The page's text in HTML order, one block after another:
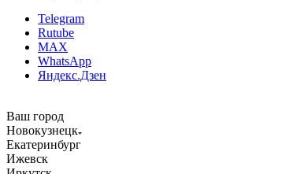
Telegram
Rutube
MAX
WhatsApp
Яндекс.Дзен
Ваш город
Новокузнецк
Екатеринбург
Ижевск